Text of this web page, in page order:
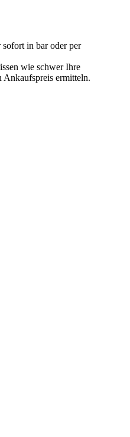
in bar oder per
wie schwer Ihre
Ankaufspreis ermitteln.